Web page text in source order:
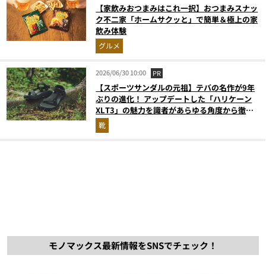
【家飲みおつまみはこれ一択】おつまみスナッ
ク不二家「ホームサクッと」で簡単＆極上の家
飲み体験
グルメ
2026/06/30 10:00 PR
【スポーツサンダルの元祖】テバの名作が9年
ぶりの進化！ アップデートした「ハリケーン
XLT3」の魅力を識者があらゆる角度から徹底
解説！
靴
モノマックス最新情報をSNSでチェック！